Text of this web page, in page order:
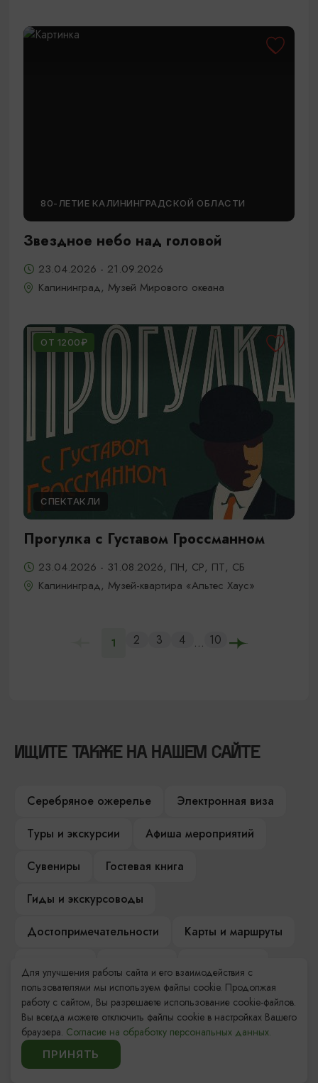
80-ЛЕТИЕ КАЛИНИНГРАДСКОЙ ОБЛАСТИ
Звездное небо над головой
23.04.2026 - 21.09.2026
Калининград, Музей Мирового океана
ОТ 1200₽
СПЕКТАКЛИ
Прогулка с Густавом Гроссманном
23.04.2026 - 31.08.2026, ПН, СР, ПТ, СБ
Калининград, Музей-квартира «Альтес Хаус»
1 2 3 4 ... 10
ИЩИТЕ ТАКЖЕ НА НАШЕМ САЙТЕ
Серебряное ожерелье
Электронная виза
Туры и экскурсии
Афиша мероприятий
Сувениры
Гостевая книга
Гиды и экскурсоводы
Достопримечательности
Карты и маршруты
Компас Балтийской кухни
Настоящий Калининградец
Музеи
Для улучшения работы сайта и его взаимодействия с
пользователями мы используем файлы cookie. Продолжая
работу с сайтом, Вы разрешаете использование cookie-файлов.
Вы всегда можете отключить файлы cookie в настройках Вашего
браузера. Согласие на обработку персональных данных.
ПРИНЯТЬ